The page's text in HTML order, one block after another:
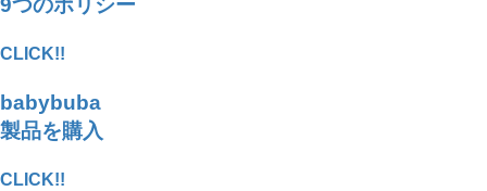
CLICK!!
babybuba
製品を購入
CLICK!!